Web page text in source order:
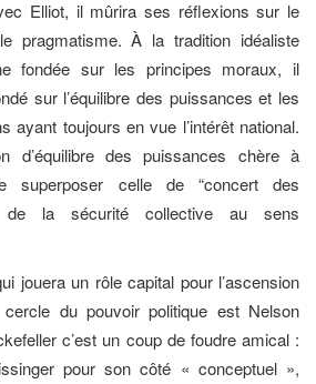
Elliot, il mûrira ses réflexions sur le
pragmatisme. À la tradition idéaliste
fondée sur les principes moraux, il
sur l’équilibre des puissances et les
ayant toujours en vue l’intérêt national.
d’équilibre des puissances chère à
superposer celle de “concert des
de la sécurité collective au sens
jouera un rôle capital pour l’ascension
du pouvoir politique est Nelson
c’est un coup de foudre amical :
pour son côté « conceptuel »,